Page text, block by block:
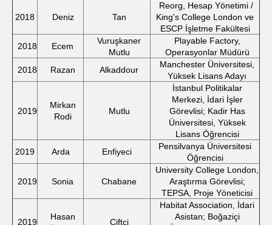
2018 Deniz Tan
Reorg, Hesap Yönetimi /
King's College London ve
ESCP İşletme Fakültesi
2018
Ecem
Vuruşkaner
Mutlu
Playable Factory,
Operasyonlar Müdürü
2018
Razan Alkaddour
Manchester Üniversitesi,
Yüksek Lisans Adayı
2019
Mirkan
Rodi
Mutlu
İstanbul Politikalar
Merkezi, İdari İşler
Görevlisi; Kadir Has
Üniversitesi, Yüksek
Lisans Öğrencisi
2019
Arda Enfiyeci
Pensilvanya Üniversitesi
Öğrencisi
2019 Sonia Chabane
University College London,
Araştırma Görevlisi;
TEPSA, Proje Yöneticisi
2019
Hasan
Çiftçi
Habitat Association, İdari
Asistan; Boğaziçi